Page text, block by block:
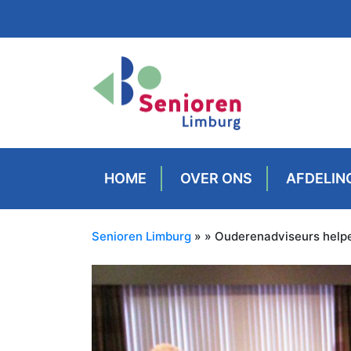
HOME OVER ONS
Senioren Limburg » » Ouderenadviseurs